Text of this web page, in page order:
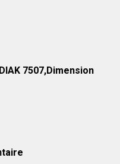
7507,Dimension